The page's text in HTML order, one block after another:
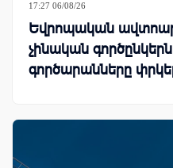
17:27 06/08/26
Եվրոպական
չինական
գործարանները